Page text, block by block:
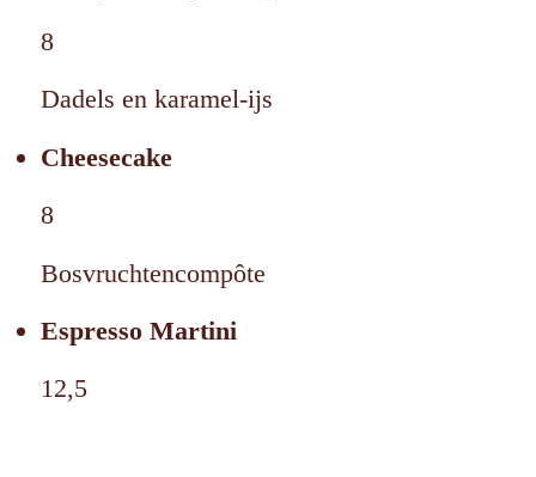
8
Dadels en karamel-ijs
Cheesecake
8
Bosvruchtencompôte
Espresso Martini
12,5